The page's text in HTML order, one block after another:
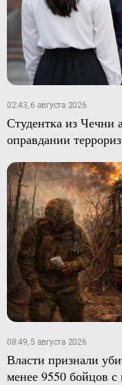
02:43, 6 августа 2026
Студентка из Чечни
оправдании
08:49, 5 августа 2026
Власти признали
менее 9550 бойцов с